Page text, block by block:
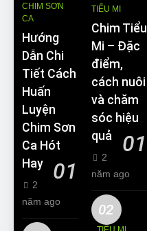
CHIM SƠN
CA
Hướng
Dẫn Chi
Tiết Cách
Huấn
Luyện
Chim Sơn
Ca Hót
Hay
01
2
năm ago
TIỂU MI
Chim Tiểu
Mi – Đặc
điểm,
cách nuôi
và chăm
sóc hiệu
quả
01
2
năm ago
02